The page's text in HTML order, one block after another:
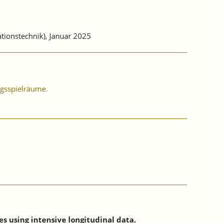
Januar 2025
using intensive longitudinal data.